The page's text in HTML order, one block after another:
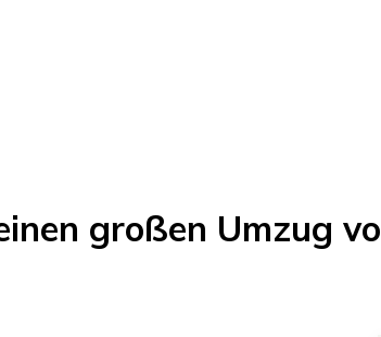
großen Umzug